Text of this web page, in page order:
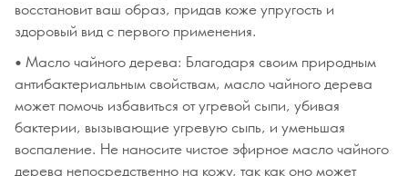
восстановит ваш образ, придав коже упругость и
здоровый вид с первого применения.
• Масло чайного дерева: Благодаря своим природным
антибактериальным свойствам, масло чайного дерева
может помочь избавиться от угревой сыпи, убивая
бактерии, вызывающие угревую сыпь, и уменьшая
воспаление. Не наносите чистое эфирное масло чайного
дерева непосредственно на кожу, так как оно может